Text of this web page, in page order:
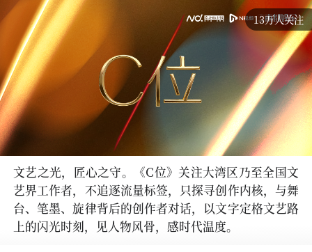
13万人关注
文艺之光，匠心之守。《C位》关注大湾区乃至全国文
艺界工作者，不追逐流量标签，只探寻创作内核，与舞
台、笔墨、旋律背后的创作者对话，以文字定格文艺路
上的闪光时刻，见人物风骨，感时代温度。